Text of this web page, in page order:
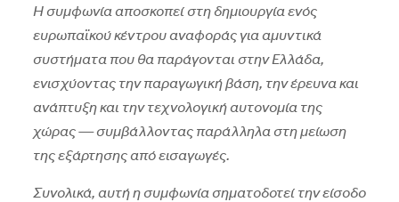
Η συμφωνία αποσκοπεί στη δημιουργία ενός
ευρωπαϊκού κέντρου αναφοράς για αμυντικά
συστήματα που θα παράγονται στην Ελλάδα,
ενισχύοντας την παραγωγική βάση, την έρευνα και
ανάπτυξη και την τεχνολογική αυτονομία της
χώρας — συμβάλλοντας παράλληλα στη μείωση
της εξάρτησης από εισαγωγές.
Συνολικά, αυτή η συμφωνία σηματοδοτεί την είσοδο